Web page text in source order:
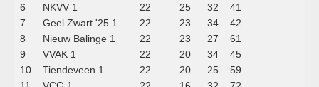
6
NKVV 1 22 25 32
41
7
Geel Zwart '25 1 22 23 34
42
8
Nieuw Balinge 1 22 23 27
61
9
VVAK 1 22 20 34
45
10
Tiendeveen 1 22 20 25
59